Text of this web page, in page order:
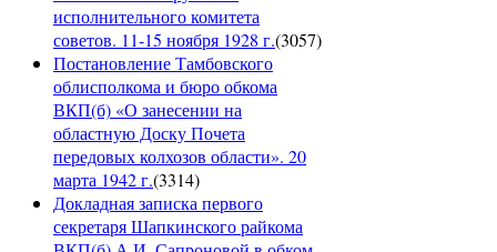
исполнительного комитета
советов. 11-15 ноября 1928 г.(3057)
Постановление Тамбовского
облисполкома и бюро обкома
ВКП(б) «О занесении на
областную Доску Почета
передовых колхозов области». 20
марта 1942 г.(3314)
Докладная записка первого
секретаря Шапкинского райкома